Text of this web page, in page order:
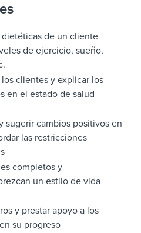
dietéticas de un cliente
de ejercicio, sueño,
clientes y explicar los
en el estado de salud
sugerir cambios positivos en
las restricciones
completos y
un estilo de vida
y prestar apoyo a los
su progreso